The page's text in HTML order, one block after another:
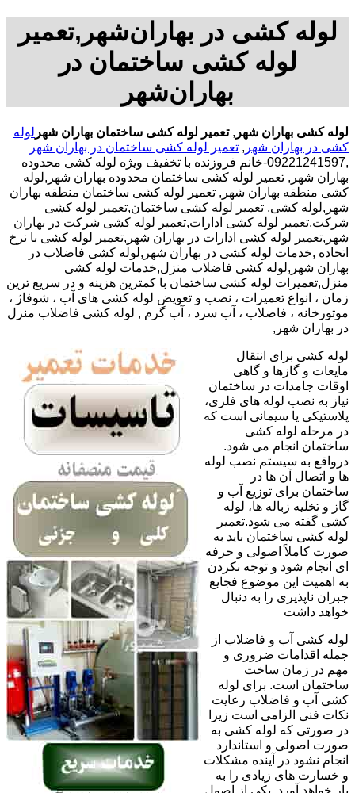
لوله کشی در بهاران‌شهر,تعمیر
لوله کشی ساختمان در
بهاران‌شهر
لوله کشی بهاران شهر ,تعمیر لوله کشی ساختمان بهاران شهر لوله
کشی در بهاران شهر , تعمیر لوله کشی ساختمان در بهاران شهر
,09221241597-خانم فروزنده با تخفیف ویژه لوله کشی محدوده
بهاران شهر, تعمیر لوله کشی ساختمان محدوده بهاران شهر,لوله
کشی منطقه بهاران شهر, تعمیر لوله کشی ساختمان منطقه بهاران
شهر,لوله کشی, تعمیر لوله کشی ساختمان,تعمیر لوله کشی
شرکت,تعمیر لوله کشی ادارات,تعمیر لوله کشی شرکت در بهاران
شهر,تعمیر لوله کشی ادارات در بهاران شهر,تعمیر لوله کشی با نرخ
اتحاده ,خدمات لوله کشی در بهاران شهر,لوله کشی فاضلاب در
بهاران شهر,لوله کشی فاضلاب منزل,خدمات لوله کشی
منزل,تعمیرات لوله کشی ساختمان با کمترین هزینه و در سریع ترین
زمان ، انواع تعمیرات ، نصب و تعویض لوله کشی های آب ، شوفاژ ،
موتورخانه ، فاضلاب ، آب سرد ، آب گرم , لوله کشی فاضلاب منزل
در بهاران شهر,
لوله کشی برای انتقال
مایعات و گازها و گاهی
اوقات جامدات در ساختمان
نیاز به نصب لوله های فلزی،
پلاستیکی یا سیمانی است که
در مرحله لوله کشی
ساختمان انجام می شود.
درواقع به سیستم نصب لوله
ها و اتصال آن ها در
ساختمان برای توزیع آب و
گاز و تخلیه زباله ها، لوله
کشی گفته می شود.تعمیر
لوله کشی ساختمان باید به
صورت کاملاً اصولی و حرفه
ای انجام شود و توجه نکردن
به اهمیت این موضوع فجایع
جبران ناپذیری را به دنبال
خواهد داشت
لوله کشی آب و فاضلاب از
جمله اقدامات ضروری و
مهم در زمان ساخت
ساختمان است. برای لوله
کشی آب و فاضلاب رعایت
نکات فنی الزامی است زیرا
در صورتی که لوله کشی به
صورت اصولی و استاندارد
انجام نشود در آینده مشکلات
و خسارت های زیادی را به
بار خواهد آورد. یکی از اصول